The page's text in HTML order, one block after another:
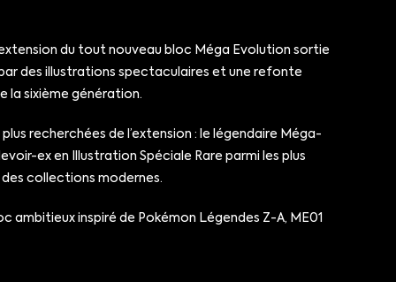
du tout nouveau bloc Méga Evolution sortie
des illustrations spectaculaires et une refonte
la sixième génération.
recherchées de l’extension : le légendaire Méga-
ex en Illustration Spéciale Rare parmi les plus
collections modernes.
ambitieux inspiré de Pokémon Légendes Z-A, ME01